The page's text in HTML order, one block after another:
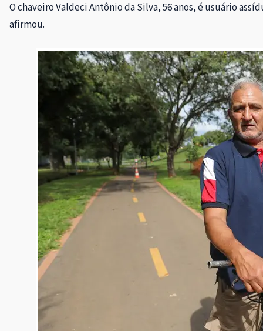
O chaveiro Valdeci Antônio da Silva, 56 anos, é usuário
afirmou.